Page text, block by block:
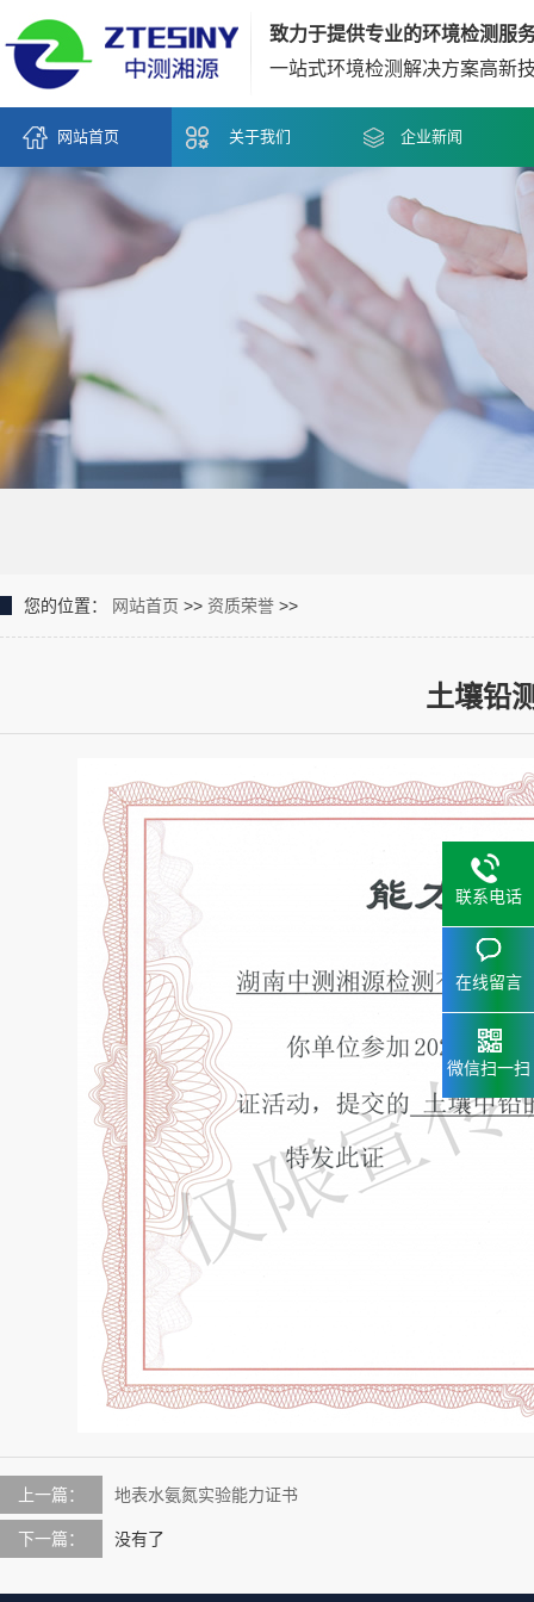
致力于提供专业的环境检测服
一站式环境检测解决方案高新
网站首页 关于我们 企业新闻
您的位置： 网站首页 >> 资质荣誉 >>
土壤铅
上一篇： 地表水氨氮实验能力证书
下一篇： 没有了
联系电话
在线留言
微信扫一扫